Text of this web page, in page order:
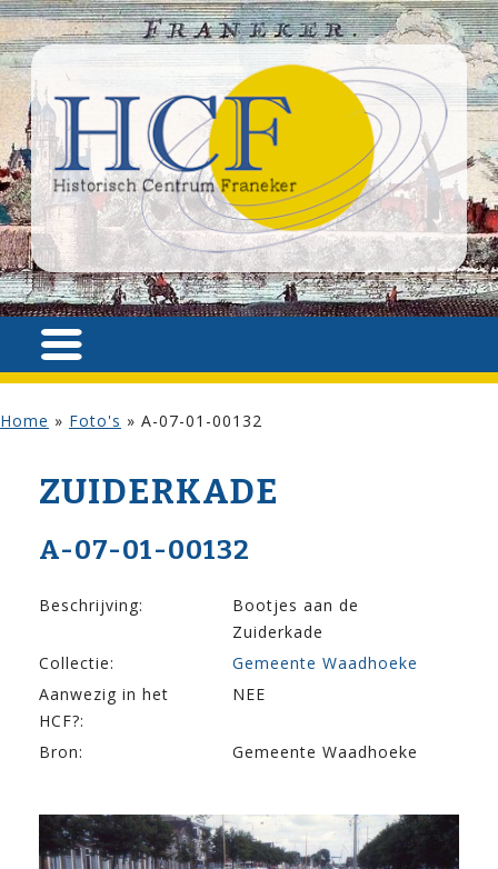
Home » Foto's » A-07-01-00132
ZUIDERKADE
A-07-01-00132
Beschrijving:
Bootjes aan de
Zuiderkade
Collectie:
Gemeente Waadhoeke
Aanwezig in het
HCF?:
NEE
Bron: Gemeente Waadhoeke